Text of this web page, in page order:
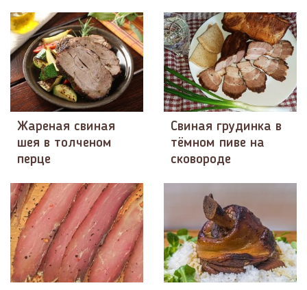
Жареная свиная
шея в толченом
перце
Свиная грудинка в
тёмном пиве на
сковороде